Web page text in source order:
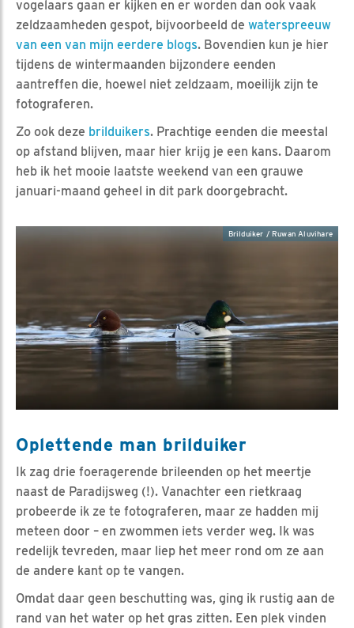
vogelaars gaan er kijken en er worden dan ook vaak
zeldzaamheden gespot, bijvoorbeeld de waterspreeuw
van een van mijn eerdere blogs. Bovendien kun je hier
tijdens de wintermaanden bijzondere eenden
aantreffen die, hoewel niet zeldzaam, moeilijk zijn te
fotograferen.
Zo ook deze brilduikers. Prachtige eenden die meestal
op afstand blijven, maar hier krijg je een kans. Daarom
heb ik het mooie laatste weekend van een grauwe
januari-maand geheel in dit park doorgebracht.
Brilduiker / Ruwan Aluvihare
Oplettende man brilduiker
Ik zag drie foeragerende brileenden op het meertje
naast de Paradijsweg (!). Vanachter een rietkraag
probeerde ik ze te fotograferen, maar ze hadden mij
meteen door – en zwommen iets verder weg. Ik was
redelijk tevreden, maar liep het meer rond om ze aan
de andere kant op te vangen.
Omdat daar geen beschutting was, ging ik rustig aan de
rand van het water op het gras zitten. Een plek vinden